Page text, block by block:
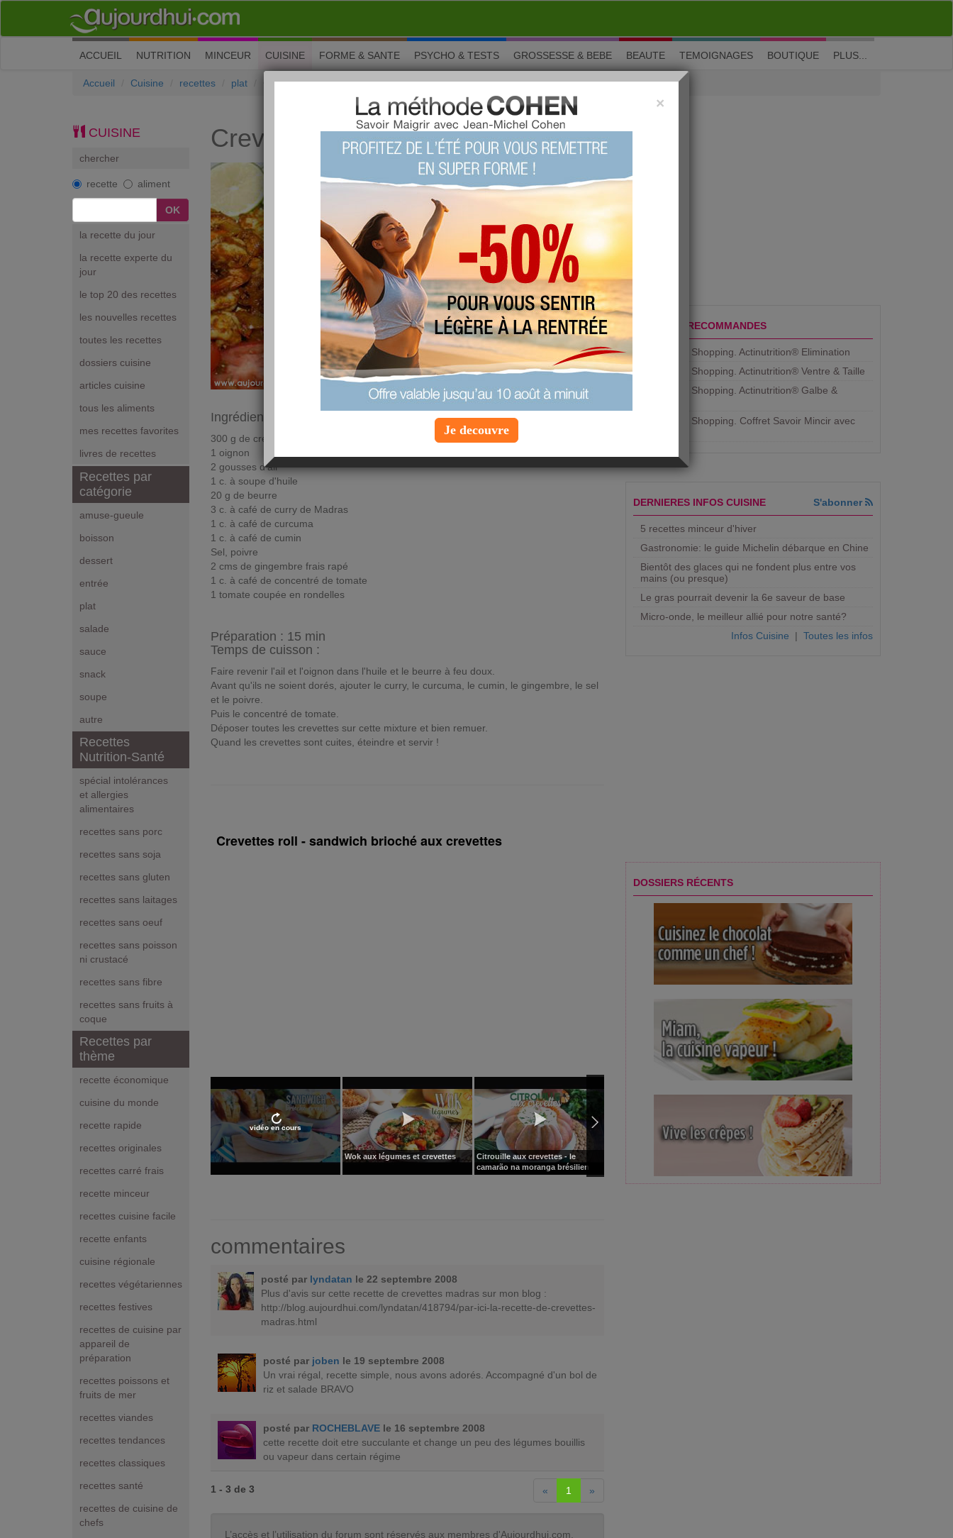
M'inscrire| Me connecter| ? Visite guidée
ACCUEIL (current)
NUTRITION MINCEUR CUISINE FORME & SANTE PSYCHO & TESTS GROSSESSE & BEBE BEAUTE TEMOIGNAGES BOUTIQUE PLUS...
Accueil Cuisine recettes plat Crevettes Madras
CUISINE
chercher
recette aliment
la recette du jour
la recette experte du
jour
le top 20 des recettes
les nouvelles recettes
toutes les recettes
dossiers cuisine
articles cuisine
tous les aliments
mes recettes favorites
livres de recettes
Recettes par
catégorie
amuse-gueule
boisson
dessert
entrée
plat
salade
sauce
snack
soupe
autre
Recettes
Nutrition-Santé
spécial intolérances
et allergies
alimentaires
recettes sans porc
recettes sans soja
recettes sans gluten
recettes sans laitages
recettes sans oeuf
recettes sans poisson
ni crustacé
recettes sans fibre
recettes sans fruits à
coque
Recettes par
thème
recette économique
cuisine du monde
recette rapide
recettes originales
recettes carré frais
recette minceur
recettes cuisine facile
recette enfants
cuisine régionale
recettes végétariennes
recettes festives
recettes de cuisine par
appareil de
préparation
recettes poissons et
fruits de mer
recettes viandes
recettes tendances
recettes classiques
recettes santé
recettes de cuisine de
chefs
Crevettes Madras
Les fans de crevettes vont se régaler avec cette
délicieuse recette de crevettes Madras ! Les épices
relèvent parfaitement la chair des crevettes !
Vous aimez ? Alors notez !
(vue : 41927 fois)
proposée par
type : plat
imprimer la fiche recette
ajouter à mes favoris
proposer une recette
Ingrédients pour 2 personnes
300 g de crevettes grises décortiquées (sauf la queue)
1 oignon
2 gousses d'ail
1 c. à soupe d'huile
20 g de beurre
3 c. à café de curry de Madras
1 c. à café de curcuma
1 c. à café de cumin
Sel, poivre
2 cms de gingembre frais rapé
1 c. à café de concentré de tomate
1 tomate coupée en rondelles
Préparation : 15 min
Temps de cuisson :
Faire revenir l'ail et l'oignon dans l'huile et le beurre à feu doux.
Avant qu'ils ne soient dorés, ajouter le curry, le curcuma, le cumin, le gingembre, le sel
et le poivre.
Puis le concentré de tomate.
Déposer toutes les crevettes sur cette mixture et bien remuer.
Quand les crevettes sont cuites, éteindre et servir !
Crevettes roll - sandwich brioché aux crevettes
vidéo en cours
Wok aux légumes et crevettes
Citrouille aux crevettes - le
camarão na moranga brésilien
Curry de crevettes au lait de coco
express
Crevettes flambées au whisky, la
recette en détails
Beignets de crevettes
commentaires
posté par lyndatan le 22 septembre 2008
Plus d'avis sur cette recette de crevettes madras sur mon blog :
http://blog.aujourdhui.com/lyndatan/418794/par-ici-la-recette-de-crevettes-
madras.html
posté par joben le 19 septembre 2008
Un vrai régal, recette simple, nous avons adorés. Accompagné d'un bol de
riz et salade BRAVO
posté par ROCHEBLAVE le 16 septembre 2008
cette recette doit etre succulante et change un peu des légumes bouillis
ou vapeur dans certain régime
1 - 3 de 3 « 1 »
L’accès et l’utilisation du forum sont réservés aux membres d'Aujourdhui.com.
PRODUITS RECOMMANDES
Aujourdhui Shopping. Actinutrition® Elimination
Aujourdhui Shopping. Actinutrition® Ventre & Taille
Aujourdhui Shopping. Actinutrition® Galbe &
Aujourdhui Shopping. ​Coffret Savoir Mincir avec
DERNIERES INFOS CUISINE S'abonner
5 recettes minceur d'hiver
Gastronomie: le guide Michelin débarque en Chine
Bientôt des glaces qui ne fondent plus entre vos
mains (ou presque)
Le gras pourrait devenir la 6e saveur de base
Micro-onde, le meilleur allié pour notre santé?
Infos Cuisine | Toutes les infos
DOSSIERS RÉCENTS
×
Je decouvre